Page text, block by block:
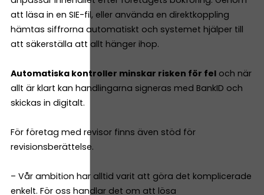
att läsa in en SIE-fil, eller använda en direktkoppling
hämtas siffrorna automatiskt och systemet hjälper till
att säkerställa att allt hänger ihop.
Automatiska kontroller minskar risken för fel och när
allt är klart kan handlingarna signeras med BankID och
skickas in digitalt.
För företag med revisor finns även stöd för
revisionsberättelse.
– Vår ambition har alltid varit att göra det komplicerade
enkelt. För oss handlar det om att lösa